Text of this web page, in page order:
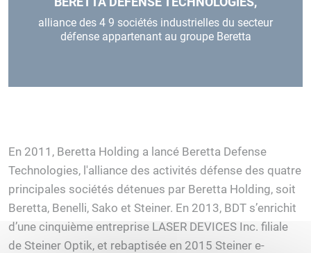
alliance des 4 9 sociétés industrielles du secteur
défense appartenant au groupe Beretta
En 2011, Beretta Holding a lancé Beretta Defense
Technologies, l'alliance des activités défense des quatre
principales sociétés détenues par Beretta Holding, soit
Beretta, Benelli, Sako et Steiner. En 2013, BDT s’enrichit
d’une cinquième entreprise LASER DEVICES Inc. filiale
de Steiner Optik, et rebaptisée en 2015 Steiner e-